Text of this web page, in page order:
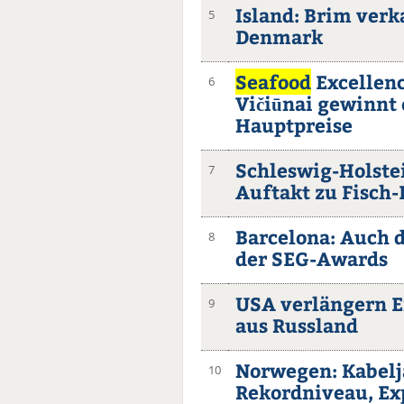
5
Island: Brim
Denmark
6 Seafood
Vičiūnai gewinnt
Hauptpreise
7
Schleswig-
Auftakt zu
8
Barcelona: Auch
der SEG-Awards
9
USA verlängern
aus Russland
10
Norwegen:
Rekordniveau,